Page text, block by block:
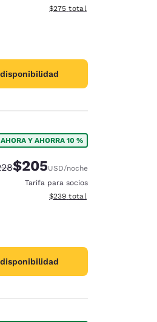
Ver detalles del total
$275 total
Y AHORRA 10 %
tachado:
Precio con descuento:
$205USD/noche
Tarifa para socios
Ver detalles del total
$239 total